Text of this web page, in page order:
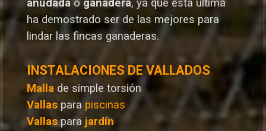
anudada o ganadera, ya que esta última
ha demostrado ser de las mejores para
lindar las fincas ganaderas.
INSTALACIONES DE VALLADOS
Malla de simple torsión
Vallas para piscinas
Vallaspara jardín